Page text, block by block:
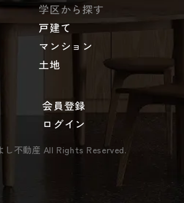
学区から探す
戸建て
マンション
土地
会員登録
ログイン
し不動産 All Rights Reserved.